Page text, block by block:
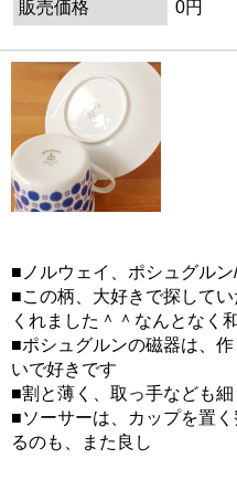
販売価格
0円
■ノルウェイ、ポシュグル
■この柄、大好きで探して
くれました＾＾なんとなく
■ポシュグルンの磁器は、
いで好きです
■割と薄く、取っ手なども細
■ソーサーは、カップを置
るのも、また良し